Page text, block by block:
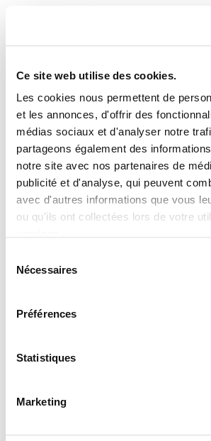
Ce site web utilise des cookies.
Les cookies nous permettent de
et les annonces, d'offrir des
médias sociaux et d'analyser notre
partageons également des
notre site avec nos partenaires de
publicité et d'analyse, qui peuvent
avec d'autres informations que vous
ou qu'ils ont collectées lors de votre
Nécessaires
Préférences
Statistiques
Marketing
livres
PLAN DU SITE
Manu Robles-Arangiz Institutua
Barrainkua 13 - 48009 Bilbo -
Telf. +33 (0) 559 25 65 52